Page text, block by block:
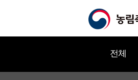
전체